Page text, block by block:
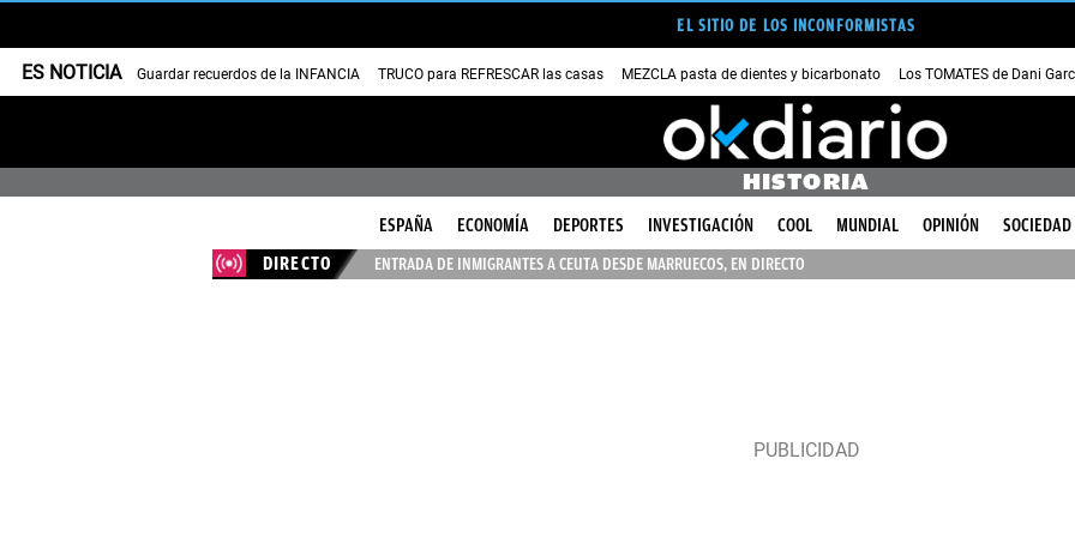
EL SITIO DE LOS INCONFORMISTAS
ES NOTICIA Guardar recuerdos de la INFANCIA TRUCO para REFRESCAR las casas MEZCLA pasta de dientes y bicarbonato Los TOMATES de Dani
HISTORIA
ESPAÑA ECONOMÍA DEPORTES INVESTIGACIÓN COOL MUNDIAL OPINIÓN SOCIEDAD
DIRECTO
ENTRADA DE INMIGRANTES A CEUTA DESDE MARRUECOS, EN DIRECTO